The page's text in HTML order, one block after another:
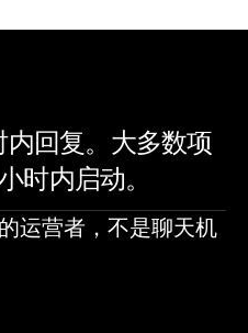
回复。大多数项
时内启动。
运营者，不是聊天机